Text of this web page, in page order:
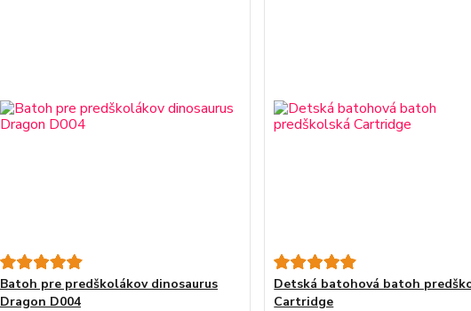
Batoh pre predškolákov dinosaurus
Dragon D004
Detská batohová batoh
Cartridge